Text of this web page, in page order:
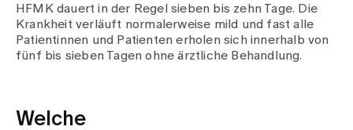
HFMK dauert in der Regel sieben bis zehn Tage. Die
Krankheit verläuft normalerweise mild und fast alle
Patientinnen und Patienten erholen sich innerhalb von
fünf bis sieben Tagen ohne ärztliche Behandlung.
Welche